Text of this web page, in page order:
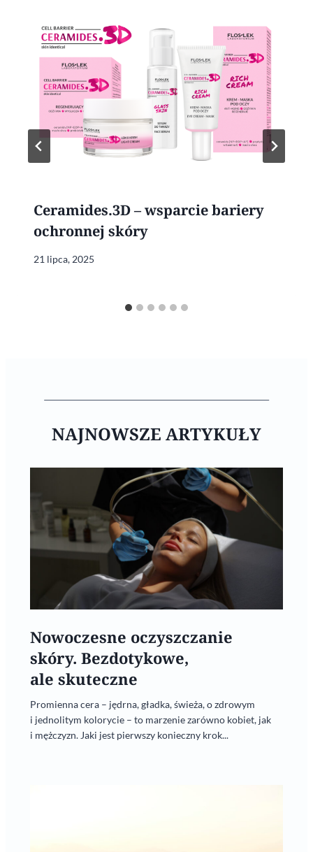
Ceramides.3D – wsparcie bariery
ochronnej skóry
21 lipca, 2025
NAJNOWSZE ARTYKUŁY
Nowoczesne oczyszczanie
skóry. Bezdotykowe,
ale skuteczne
Promienna cera – jędrna, gładka, świeża, o zdrowym
i jednolitym kolorycie – to marzenie zarówno kobiet, jak
i mężczyzn. Jaki jest pierwszy konieczny krok...